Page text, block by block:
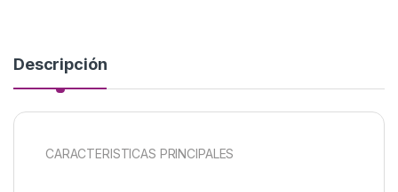
Descripción
CARACTERISTICAS PRINCIPALES